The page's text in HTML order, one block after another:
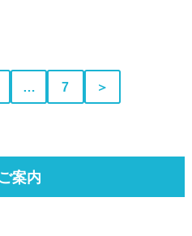
… 7 ＞
案内